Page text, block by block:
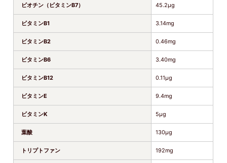
ビオチン（ビタミンB7） 45.2μg
ビタミンB1 3.14mg
ビタミンB2 0.46mg
ビタミンB6 3.40mg
ビタミンB12 0.11μg
ビタミンE 9.4mg
ビタミンK 5μg
葉酸 130μg
トリプトファン 192mg